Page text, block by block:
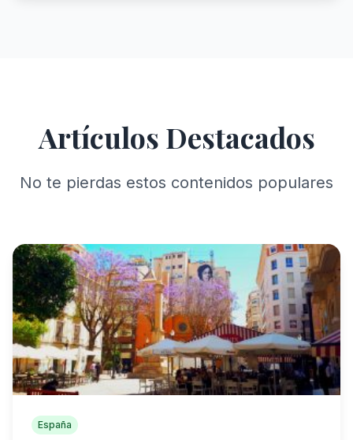
Artículos Destacados
No te pierdas estos contenidos populares
España